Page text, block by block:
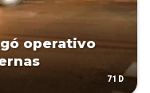
operativo
71D